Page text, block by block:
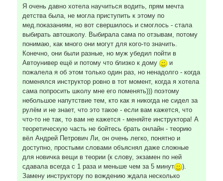
Я очень давно хотела научиться водить, прям мечта
детства была, не могла приступить к этому по
мед.показаниям, но вот свершилось и смоглось - стала
выбирать автошколу. Выбирала сама по отзывам, потому
понимаю, как много они могут для кого-то значить.
Конечно, они были разные, но муж убедил пойти в
Автоунивер ещё и потому что близко к дому
и
пожалела я об этом только один раз, но ненадолго - когда
поменялся инструктор ровно в тот момент, когда я хотела
сама попросить школу мне его поменять))) поэтому
небольшое напутствие тем, кто как я никогда не сидел за
рулём и не знает, что это такое - если вам кажется, что
что-то не так, то вам не кажется - меняйте инструктора! А
теоретическую часть не бойтесь брать онлайн - теорию
вёл Андрей Петрович Ли, он очень легко, понятно и
доступно, простыми словами объяснял даже сложные
для новичка вещи в теории (к слову, экзамен по ней
сдавала всегда с 1 раза и меньше чем за 5 минут
).
Замену инструктору по вождению ждала несколько